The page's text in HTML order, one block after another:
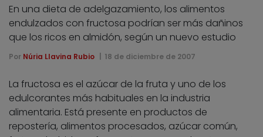
En una dieta de adelgazamiento, los alimentos
endulzados con fructosa podrían ser más dañinos
que los ricos en almidón, según un nuevo estudio
Por Núria Llavina Rubio 18 de diciembre de 2007
La fructosa es el azúcar de la fruta y uno de los
edulcorantes más habituales en la industria
alimentaria. Está presente en productos de
repostería, alimentos procesados, azúcar común,